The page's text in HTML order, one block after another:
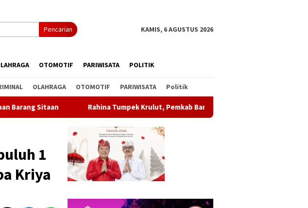
Pencarian KAMIS, 6 AGUSTUS 2026
OTOMOTIF PARIWISATA POLITIK
OLAHRAGA OTOMOTIF PARIWISATA Politik
Rahina Tumpek Krulut, Pemkab Bangli Hadirkan Pengobatan Gratis di Empat
1
Kriya